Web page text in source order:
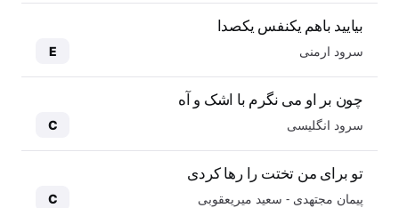
بیایید باهم یکنفس یکصدا
سرود ارمنی E
چون بر او می نگرم با اشک و آه
سرود انگلیسی C
تو برای من تختت را رها کردی
پیمان مجتهدی - سعید میریعقوبی C